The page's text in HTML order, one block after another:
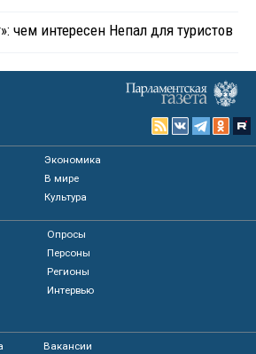
чем интересен Непал для туристов
Экономика
В мире
Культура
Опросы
Персоны
Регионы
Интервью
Вакансии